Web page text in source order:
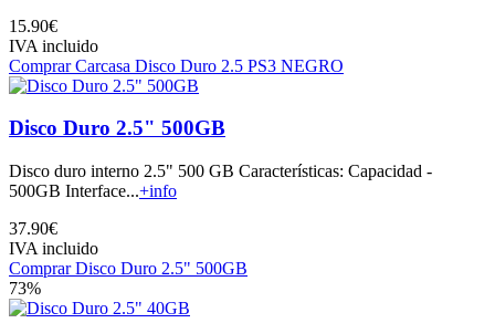
15.90€
IVA incluido
Comprar Carcasa Disco Duro 2.5 PS3 NEGRO
Disco Duro 2.5" 500GB
Disco duro interno 2.5" 500 GB Características: Capacidad -
500GB Interface...+info
37.90€
IVA incluido
Comprar Disco Duro 2.5" 500GB
73%